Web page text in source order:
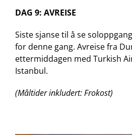
DAG 9: AVREISE
Siste sjanse til å se
for denne gang. Avreise fra
ettermiddagen med Turkish
Istanbul.
(Måltider inkludert: Frokost)